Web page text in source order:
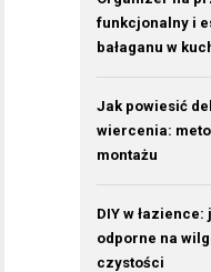
funkcjonalny i
bałaganu w
Jak powiesić
wiercenia:
montażu
DIY w
odporne na
czystości